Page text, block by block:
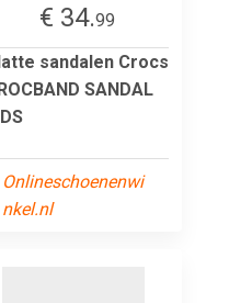
€ 34.99
sandalen Crocs
SANDAL
Onlineschoenenwi
nkel.nl